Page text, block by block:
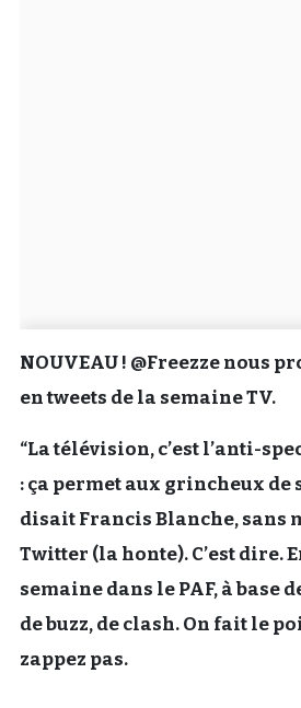
NOUVEAU ! @Freezze nous
en tweets de la semaine TV.
“La télévision, c’est l’anti-
: ça permet aux grincheux de
disait Francis Blanche, sans
Twitter (la honte). C’est dire.
semaine dans le PAF, à base
de buzz, de clash. On fait le
zappez pas.